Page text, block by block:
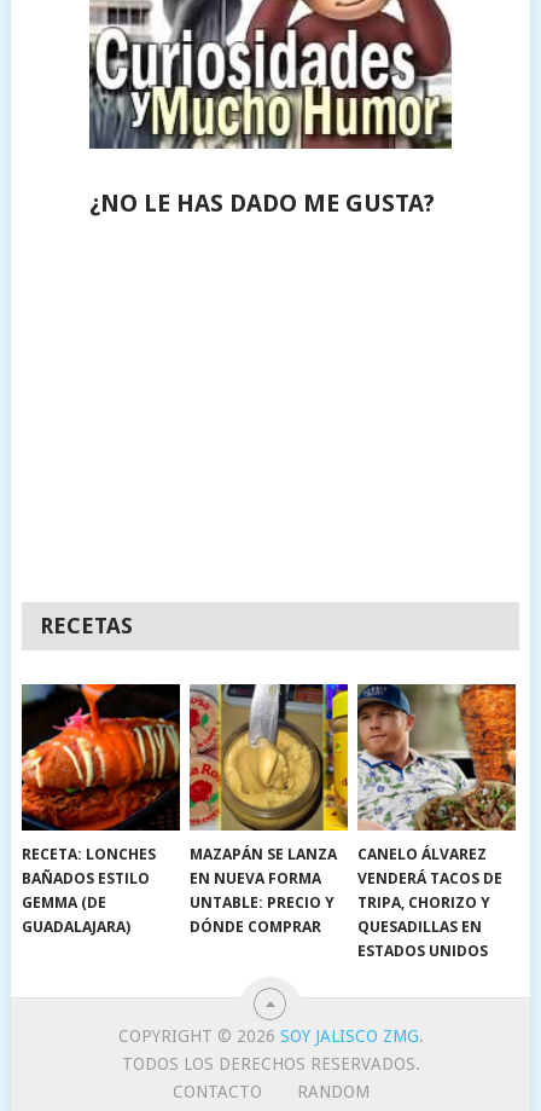
¿NO LE HAS DADO ME GUSTA?
RECETAS
RECETA: LONCHES
BAÑADOS ESTILO
GEMMA (DE
GUADALAJARA)
MAZAPÁN SE LANZA
EN NUEVA FORMA
UNTABLE: PRECIO Y
DÓNDE COMPRAR
CANELO ÁLVAREZ
VENDERÁ TACOS DE
TRIPA, CHORIZO Y
QUESADILLAS EN
ESTADOS UNIDOS
COPYRIGHT © 2026 SOY JALISCO ZMG.
TODOS LOS DERECHOS RESERVADOS.
CONTACTO
RANDOM